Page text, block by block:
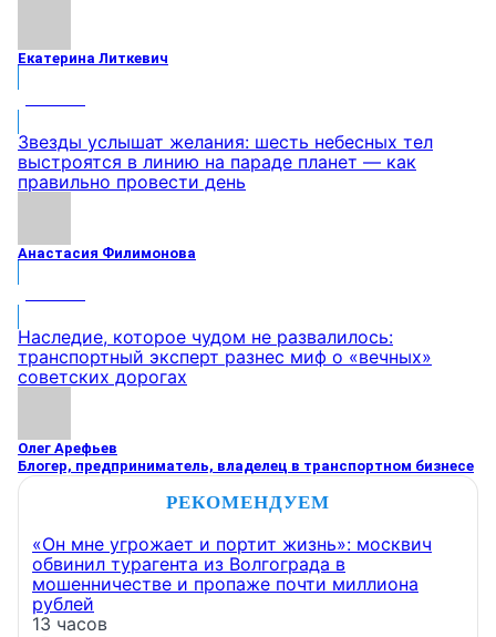
Екатерина Литкевич
Звезды услышат желания: шесть небесных тел
выстроятся в линию на параде планет — как
правильно провести день
Анастасия Филимонова
Наследие, которое чудом не развалилось:
транспортный эксперт разнес миф о «вечных»
советских дорогах
Олег Арефьев
Блогер, предприниматель, владелец в транспортном бизнесе
РЕКОМЕНДУЕМ
«Он мне угрожает и портит жизнь»: москвич
обвинил турагента из Волгограда в
мошенничестве и пропаже почти миллиона
рублей
13 часов